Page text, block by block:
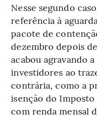
Nesse segundo
referência à
pacote de
dezembro depois
acabou agravando
investidores ao
contrária, como a
isenção do
com renda mensal